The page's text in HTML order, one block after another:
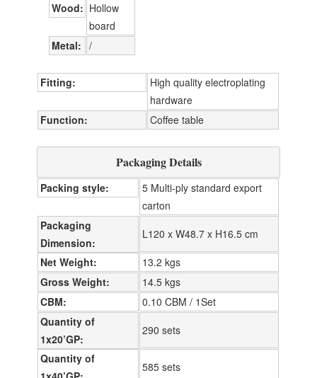
Wood
Hollow
board
Metal
/
Fitting
High quality electroplating
hardware
Function
Coffee table
Packaging Details
Packing style
5 Multi-ply standard export
carton
Packaging
Dimension
L120 x W48.7 x H16.5 cm
Net Weight
13.2 kgs
Gross Weight
14.5 kgs
CBM
0.10 CBM / 1Set
Quantity of
1x20’GP
290 sets
Quantity of
585 sets